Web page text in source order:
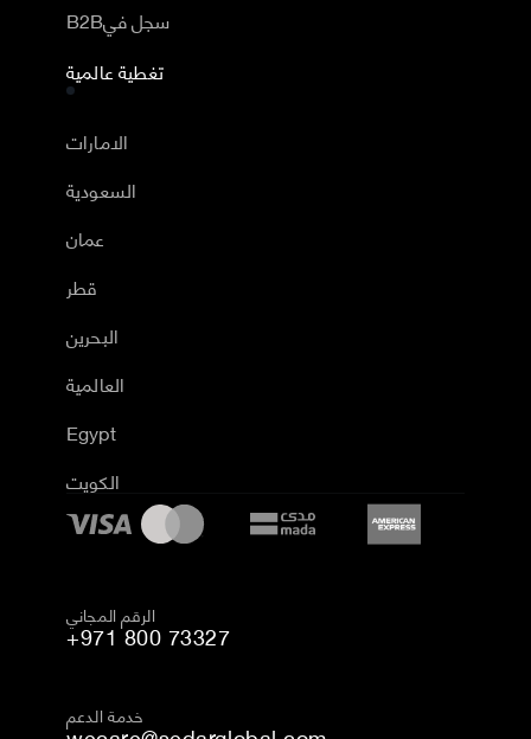
B2Bسجل في
تغطية عالمية
الامارات
السعودية
عمان
قطر
البحرين
العالمية
Egypt
الكويت
الرقم المجاني
+971 800 73327
خدمة الدعم